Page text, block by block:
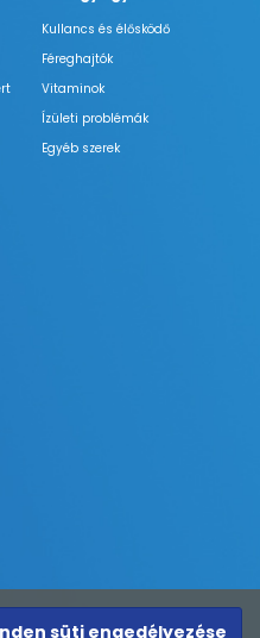
Kullancs és élősködő
Féreghajtók
Vitaminok
Ízületi problémák
Egyéb szerek
süti engedélyezése